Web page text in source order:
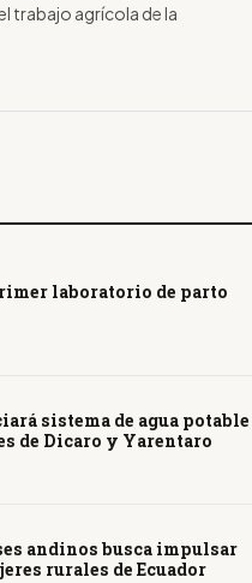
trabajo agrícola de la
laboratorio de parto
sistema de agua potable
de Dicaro y Yarentaro
andinos busca impulsar
rurales de Ecuador